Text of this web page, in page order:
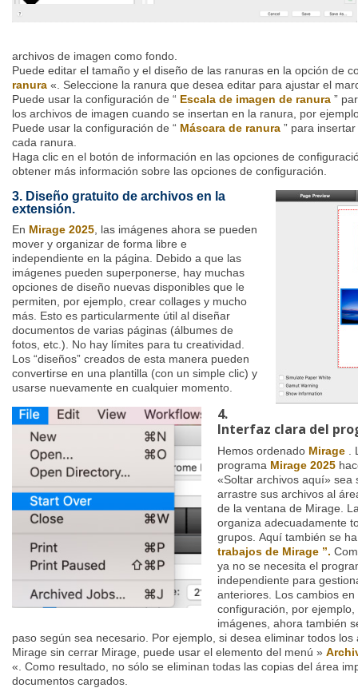
archivos de imagen como fondo.
Puede editar el tamaño y el diseño de las ranuras en la opción de
ranura «. Seleccione la ranura que desea editar para ajustar el
Puede usar la configuración de “ Escala de imagen de ranura ”
los archivos de imagen cuando se insertan en la ranura, por
Puede usar la configuración de “ Máscara de ranura ” para
cada ranura.
Haga clic en el botón de información en las opciones de
obtener más información sobre las opciones de configuración.
3. Diseño gratuito de archivos en la
extensión.
En Mirage 2025 , las imágenes ahora se pueden
mover y organizar de forma libre e
independiente en la página. Debido a que las
imágenes pueden superponerse, hay muchas
opciones de diseño nuevas disponibles que le
permiten, por ejemplo, crear collages y mucho
más. Esto es particularmente útil al diseñar
documentos de varias páginas (álbumes de
fotos, etc.). No hay límites para tu creatividad.
Los “diseños” creados de esta manera pueden
convertirse en una plantilla (con un simple clic) y
usarse nuevamente en cualquier momento.
4.
Interfaz clara del
Hemos ordenado Mirage .
programa Mirage 2025
«Soltar archivos aquí» sea
arrastre sus archivos al
de la ventana de Mirage.
organiza adecuadamente
grupos. Aquí también se
trabajos de Mirage ”.
ya no se necesita el
independiente para
anteriores. Los cambios
configuración, por
imágenes, ahora también
paso según sea necesario. Por ejemplo, si desea eliminar todos
Mirage sin cerrar Mirage, puede usar el elemento del menú »
«. Como resultado, no sólo se eliminan todas las copias del área
documentos cargados.